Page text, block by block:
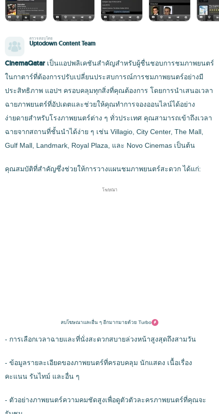
ตรวจสอบโดย
Uptodown Content Team
CinemaQatarเป็นแอปพลิเคชันสำคัญสำหรับผู้ชื่นชอบการชมภาพยนตร์
ในกาตาร์ที่ต้องการปรับเปลี่ยนประสบการณ์การชมภาพยนตร์อย่างมี
ประสิทธิภาพ แอปฯ ครอบคลุมทุกสิ่งที่คุณต้องการ โดยการนำเสนอเวลา
ฉายภาพยนตร์ที่อัปเดตและช่วยให้คุณทำการจองออนไลน์ได้อย่าง
ง่ายดายสำหรับโรงภาพยนตร์ต่าง ๆ ทั่วประเทศ คุณสามารถเข้าถึงเวลา
ฉายจากสถานที่ชั้นนำได้ง่าย ๆ เช่น Villagio, City Center, The Mall,
Gulf Mall, Landmark, Royal Plaza, และ Novo Cinemas เป็นต้น
คุณสมบัติที่สำคัญซึ่งช่วยให้การวางแผนชมภาพยนตร์สะดวก ได้แก่:
โฆษณา
ลบโฆษณาและอื่น ๆ อีกมากมายด้วย Turbo
- การเลือกเวลาฉายและที่นั่งสะดวกสบายล่วงหน้าสูงสุดถึงสามวัน
- ข้อมูลรายละเอียดของภาพยนตร์ที่ครอบคลุม นักแสดง เนื้อเรื่อง
คะแนน รันไทม์ และอื่น ๆ
- ตัวอย่างภาพยนตร์ความคมชัดสูงเพื่อดูตัวตัวละครภาพยนตร์ที่คุณจะ